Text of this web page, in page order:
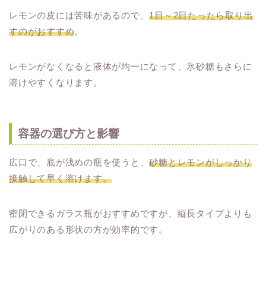
レモンの皮には苦味があるので、1日～2日たったら取り出
すのがおすすめ。
レモンがなくなると液体が均一になって、氷砂糖もさらに
溶けやすくなります。
容器の選び方と影響
広口で、底が浅めの瓶を使うと、砂糖とレモンがしっかり
接触して早く溶けます。
密閉できるガラス瓶がおすすめですが、縦長タイプよりも
広がりのある形状の方が効率的です。